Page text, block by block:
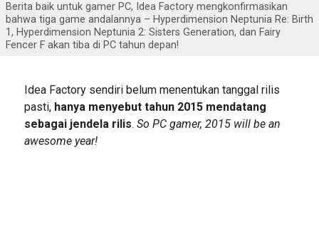
Berita baik untuk gamer PC, Idea Factory mengkonfirmasikan
bahwa tiga game andalannya – Hyperdimension Neptunia Re: Birth
1, Hyperdimension Neptunia 2: Sisters Generation, dan Fairy
Fencer F akan tiba di PC tahun depan!
Idea Factory sendiri belum menentukan tanggal rilis
pasti, hanya menyebut tahun 2015 mendatang
sebagai jendela rilis. So PC gamer, 2015 will be an
awesome year!